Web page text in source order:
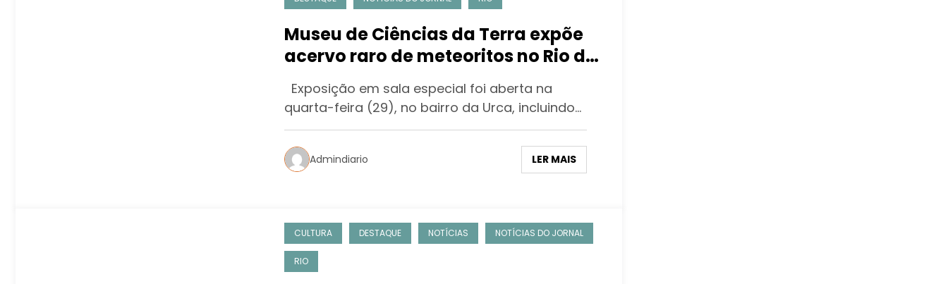
Museu de Ciências da Terra expõe
acervo raro de meteoritos no Rio de
Janeiro
Exposição em sala especial foi aberta na
quarta-feira (29), no bairro da Urca, incluindo…
Admindiario LER MAIS
CULTURA DESTAQUE NOTÍCIAS NOTÍCIAS DO JORNAL
RIO